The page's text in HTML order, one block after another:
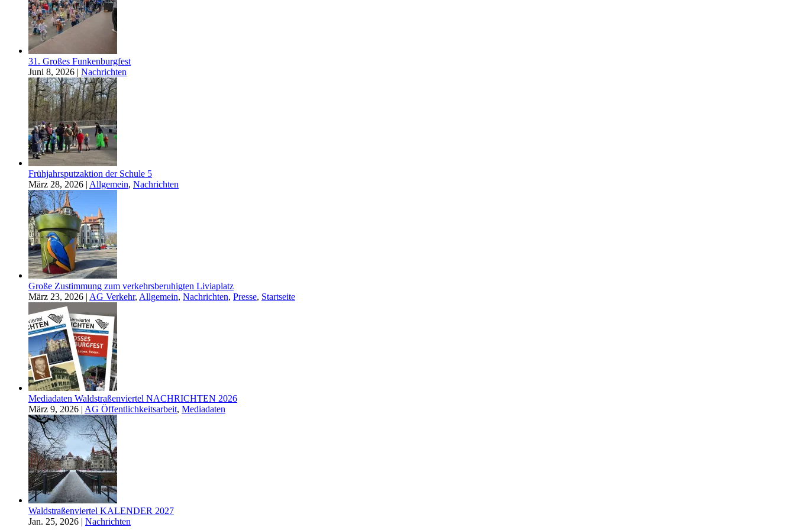
31. Großes Funkenburgfest
Juni 8, 2026 | Nachrichten
Frühjahrsputzaktion der Schule 5
März 28, 2026 | Allgemein, Nachrichten
Große Zustimmung zum verkehrsberuhigten Liviaplatz
März 23, 2026 | AG Verkehr, Allgemein, Nachrichten, Presse, Startseite
Mediadaten Waldstraßenviertel NACHRICHTEN 2026
März 9, 2026 | AG Öffentlichkeitsarbeit, Mediadaten
Waldstraßenviertel KALENDER 2027
Jan. 25, 2026 | Nachrichten